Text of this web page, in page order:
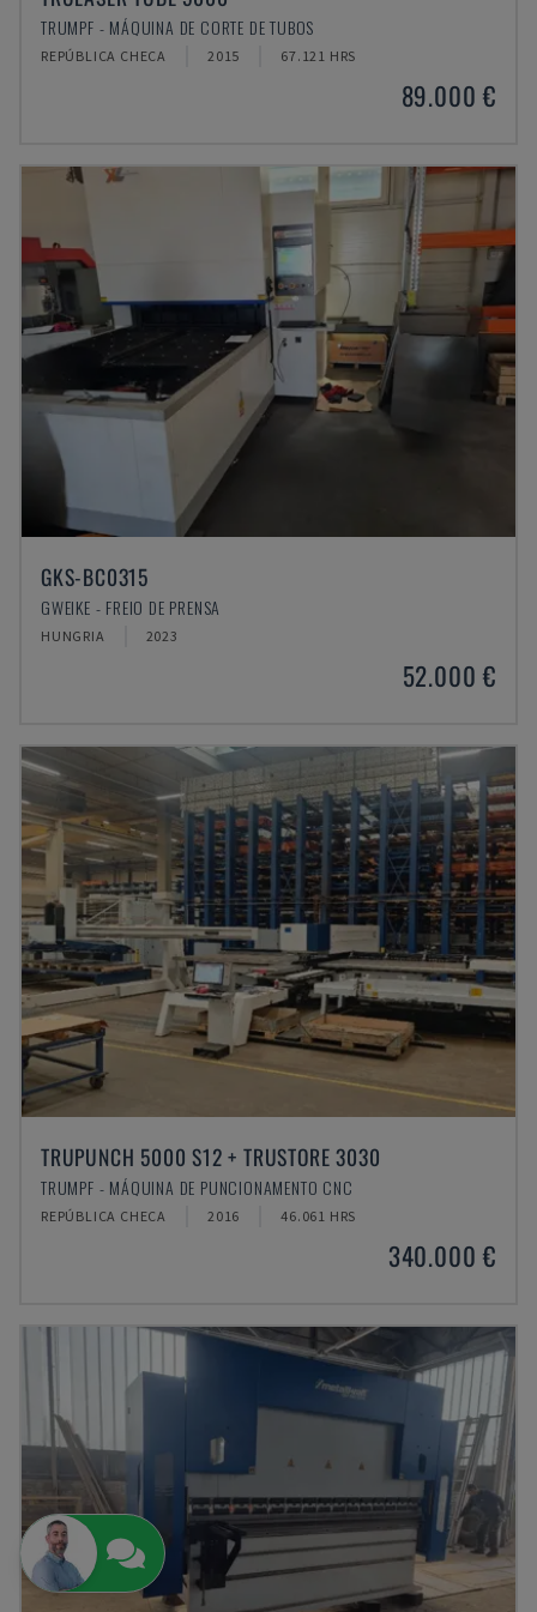
TRUMPF - MÁQUINA DE CORTE DE TUBOS
REPÚBLICA CHECA 2015 67.121 HRS
89.000 €
GKS-BC0315
GWEIKE - FREIO DE PRENSA
HUNGRIA 2023
52.000 €
TRUPUNCH 5000 S12 + TRUSTORE 3030
TRUMPF - MÁQUINA DE PUNCIONAMENTO CNC
REPÚBLICA CHECA 2016 46.061 HRS
340.000 €
Posso ajudá-lo?